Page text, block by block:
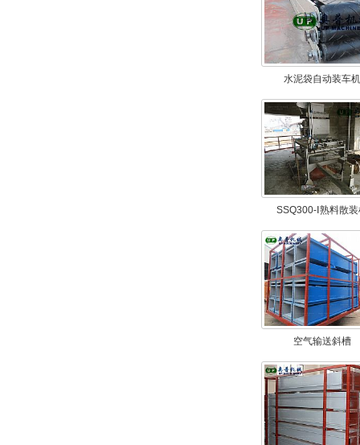
水泥袋自动装车机
SSQ300-Ⅰ熟料散
空气输送斜槽